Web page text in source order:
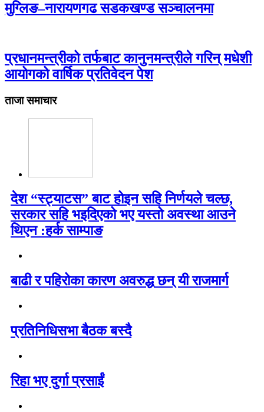
मुग्लिङ–नारायणगढ सडकखण्ड सञ्चालनमा
प्रधानमन्त्रीको तर्फबाट कानुनमन्त्रीले गरिन् मधेशी
आयोगको वार्षिक प्रतिवेदन पेश
ताजा समाचार
देश “स्ट्याटस” बाट होइन सहि निर्णयले चल्छ,
सरकार सहि भइदिएको भए यस्तो अवस्था आउने
थिएन :हर्क साम्पाङ
बाढी र पहिरोका कारण अवरुद्ध छन् यी राजमार्ग
प्रतिनिधिसभा बैठक बस्दै
रिहा भए दुर्गा प्रसाईं